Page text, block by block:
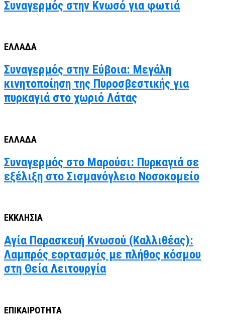
Συναγερμός στην Κνωσό για φωτιά
ΕΛΛΑΔΑ
Συναγερμός στην Εύβοια: Μεγάλη
κινητοποίηση της Πυροσβεστικής για
πυρκαγιά στο χωριό Λάτας
ΕΛΛΑΔΑ
Συναγερμός στο Μαρούσι: Πυρκαγιά σε
εξέλιξη στο Σισμανόγλειο Νοσοκομείο
ΕΚΚΛΗΣΙΑ
Αγία Παρασκευή Κνωσού (Καλλιθέας):
Λαμπρός εορτασμός με πλήθος κόσμου
στη Θεία Λειτουργία
ΕΠΙΚΑΙΡΟΤΗΤΑ